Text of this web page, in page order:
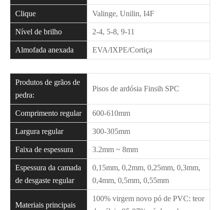
Clique Valinge, Unilin, I4F
Nível de brilho 2-4, 5-8, 9-11
Almofada anexada EVA/IXPE/Cortiça
Produtos de grãos de
pedra:
Pisos de ardósia Finsih SPC
Comprimento regular 600-610mm
Largura regular 300-305mm
Faixa de espessura 3.2mm ~ 8mm
Espessura da camada
de desgaste regular
0,15mm, 0,2mm, 0,25mm, 0,3mm,
0,4mm, 0,5mm, 0,55mm
Materiais principais
100% virgem novo pó de PVC: teor